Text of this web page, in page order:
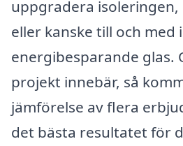
uppgradera
eller kanske till och med
energibesparande glas.
projekt innebär, så
jämförelse av flera
det bästa resultatet för